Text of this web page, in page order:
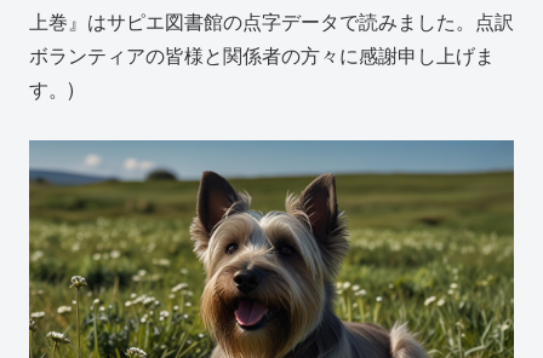
上巻』はサピエ図書館の点字データで読みました。点訳
ボランティアの皆様と関係者の方々に感謝申し上げま
す。)